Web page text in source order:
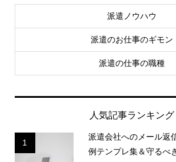
派遣ノウハウ
派遣のお仕事のギモン
派遣の仕事の職種
人気記事ランキング
1
派遣会社へのメール返
例テンプレ集＆守るべ